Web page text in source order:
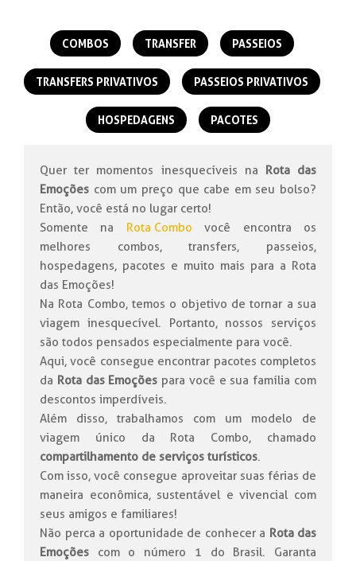
COMBOS TRANSFER PASSEIOS
TRANSFERS PRIVATIVOS PASSEIOS PRIVATIVOS
HOSPEDAGENS PACOTES
Quer ter momentos inesquecíveis na
Rota das
Emoções com um preço que cabe em seu bolso?
Então, você está no lugar certo!
Somente na
Rota Combo você encontra os
melhores combos, transfers, passeios,
hospedagens, pacotes e muito mais para a Rota
das Emoções!
Na Rota Combo, temos o objetivo de tornar a sua
viagem inesquecível. Portanto, nossos serviços
são todos pensados especialmente para você.
Aqui, você consegue encontrar pacotes completos
da Rota das Emoções para você e sua família com
descontos imperdíveis.
Além disso, trabalhamos com um modelo de
viagem único da Rota Combo, chamado
compartilhamento de serviços turísticos.
Com isso, você consegue aproveitar suas férias de
maneira econômica, sustentável e vivencial com
seus amigos e familiares!
Não perca a oportunidade de conhecer a Rota das
Emoções com o número 1 do Brasil. Garanta